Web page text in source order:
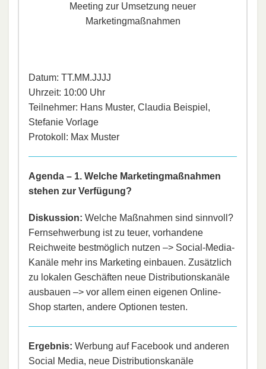
Meeting zur Umsetzung neuer
Marketingmaßnahmen
Datum: TT.MM.JJJJ
Uhrzeit: 10:00 Uhr
Teilnehmer: Hans Muster, Claudia Beispiel,
Stefanie Vorlage
Protokoll: Max Muster
Agenda – 1. Welche Marketingmaßnahmen
stehen zur Verfügung?
Diskussion: Welche Maßnahmen sind sinnvoll?
Fernsehwerbung ist zu teuer, vorhandene
Reichweite bestmöglich nutzen –> Social-Media-
Kanäle mehr ins Marketing einbauen. Zusätzlich
zu lokalen Geschäften neue Distributionskanäle
ausbauen –> vor allem einen eigenen Online-
Shop starten, andere Optionen testen.
Ergebnis: Werbung auf Facebook und anderen
Social Media, neue Distributionskanäle